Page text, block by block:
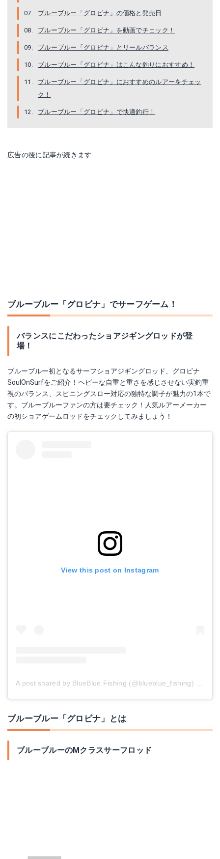
ブルーブルー「グロビナ」の価格と発売日
ブルーブルー「グロビナ」を動画でチェック！
ブルーブルー「グロビナ」とリールバランス
ブルーブルー「グロビナ」はこんな釣りにおすすめ！
ブルーブルー「グロビナ」におすすめのルアーをチェッ
ク！
ブルーブルー「グロビナ」で快適釣行！
広告の後に記事が続きます
ブルーブルー「グロビナ」でサーフゲーム！
バランスにこだわったショアジギングロッドが登
場！
ブルーブルー初となるサーフショアジギングロッド、グロビナ
SoulOnSurfをご紹介！ヘビーな自重と重さを感じさせない実釣重
視のバランス、スピニングスロー対応の独特な調子が魅力の1本で
す。ブルーブルーファンの方は要チェック！人気ルアーメーカー
の初ショアゲームロッドをチェックしてみましょう！
View this post on Instagram
A post shared by BlueBlue Fishing (@blueblue_fishing)
ブルーブルー「グロビナ」とは
ブルーブルーのMクラスサーフロッド